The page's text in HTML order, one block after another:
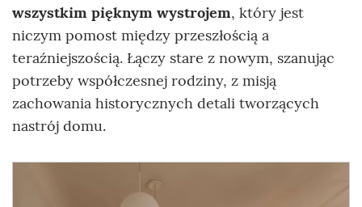
wszystkim pięknym wystrojem, który jest
niczym pomost między przeszłością a
teraźniejszością. Łączy stare z nowym, szanując
potrzeby współczesnej rodziny, z misją
zachowania historycznych detali tworzących
nastrój domu.